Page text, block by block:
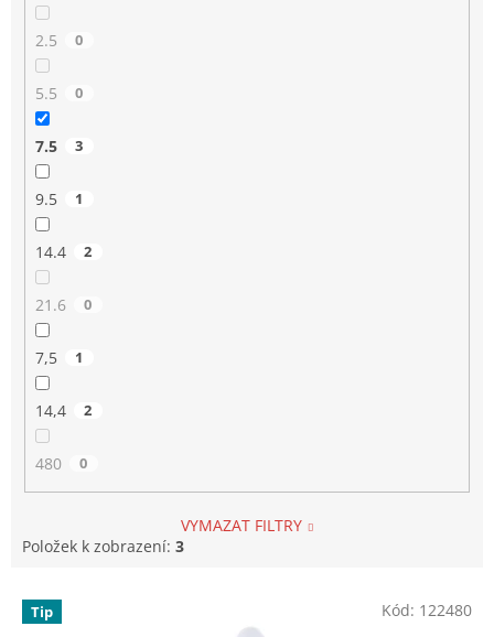
2.5 0
5.5 0
7.5 3
9.5 1
14.4 2
21.6 0
7,5 1
14,4 2
480 0
VYMAZAT FILTRY
Položek k zobrazení: 3
V Tip Kód: 122480